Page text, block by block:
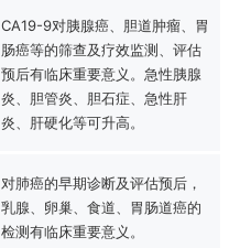
CA19-9对胰腺癌、胆道肿瘤、胃
肠癌等的筛查及疗效监测、评估
预后有临床重要意义。急性胰腺
炎、胆管炎、胆石症、急性肝
炎、肝硬化等可升高。
对肺癌的早期诊断及评估预后，
乳腺、卵巢、食道、胃肠道癌的
检测有临床重要意义。